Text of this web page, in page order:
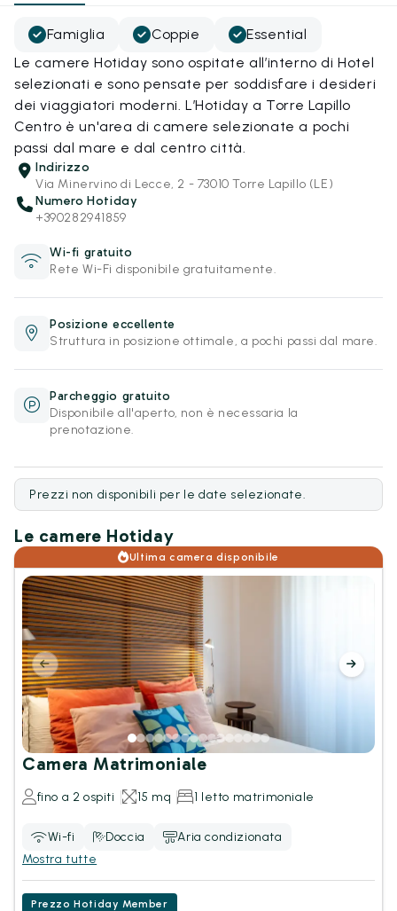
Famiglia Coppie
Essential
Le camere Hotiday sono ospitate all’interno di Hotel
selezionati e sono pensate per soddisfare i desideri
dei viaggiatori moderni. L’Hotiday a Torre Lapillo
Centro è un'area di camere selezionate a pochi
passi dal mare e dal centro città.
Indirizzo
Via Minervino di Lecce, 2 - 73010 Torre Lapillo (LE)
Numero Hotiday
+390282941859
Wi-fi gratuito
Rete Wi-Fi disponibile gratuitamente.
Posizione eccellente
Struttura in posizione ottimale, a pochi passi dal mare.
Parcheggio gratuito
Disponibile all'aperto, non è necessaria la
prenotazione.
Prezzi non disponibili per le date selezionate.
Le camere Hotiday
Ultima camera disponibile
Camera Matrimoniale
fino a 2 ospiti 15 mq 1 letto matrimoniale
Wi-fi Doccia
Aria condizionata
Mostra tutte
Prezzo Hotiday Member